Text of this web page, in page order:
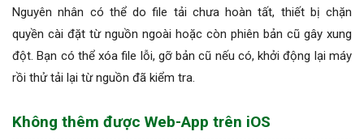
Nguyên nhân có thể do file tải chưa hoàn tất, thiết bị chặn
quyền cài đặt từ nguồn ngoài hoặc còn phiên bản cũ gây xung
đột. Bạn có thể xóa file lỗi, gỡ bản cũ nếu có, khởi động lại máy
rồi thử tải lại từ nguồn đã kiểm tra.
Không thêm được Web-App trên iOS